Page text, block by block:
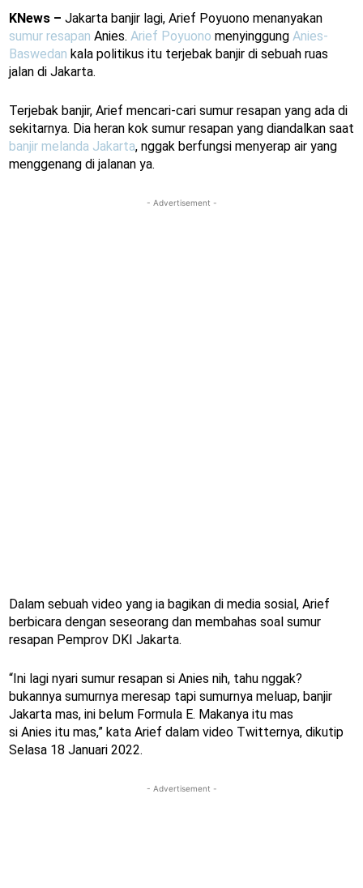
KNews – Jakarta banjir lagi, Arief Poyuono menanyakan
sumur resapan Anies. Arief Poyuono menyinggung Anies-
Baswedan kala politikus itu terjebak banjir di sebuah ruas
jalan di Jakarta.
Terjebak banjir, Arief mencari-cari sumur resapan yang ada di
sekitarnya. Dia heran kok sumur resapan yang diandalkan saat
banjir melanda Jakarta, nggak berfungsi menyerap air yang
menggenang di jalanan ya.
- Advertisement -
Dalam sebuah video yang ia bagikan di media sosial, Arief
berbicara dengan seseorang dan membahas soal sumur
resapan Pemprov DKI Jakarta.
“Ini lagi nyari sumur resapan si Anies nih, tahu nggak?
bukannya sumurnya meresap tapi sumurnya meluap, banjir
Jakarta mas, ini belum Formula E. Makanya itu mas
si Anies itu mas,” kata Arief dalam video Twitternya, dikutip
Selasa 18 Januari 2022.
- Advertisement -